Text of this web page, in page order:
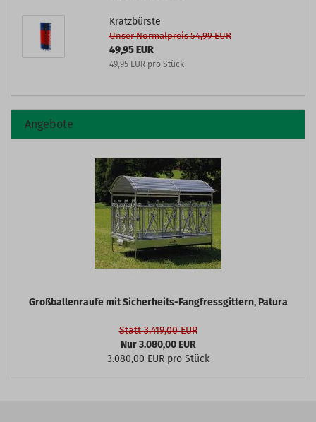
Kratzbürste
Unser Normalpreis 54,99 EUR
49,95 EUR
49,95 EUR pro Stück
Angebote
Großballenraufe mit Sicherheits-Fangfressgittern, Patura
Statt 3.419,00 EUR
Nur 3.080,00 EUR
3.080,00 EUR pro Stück